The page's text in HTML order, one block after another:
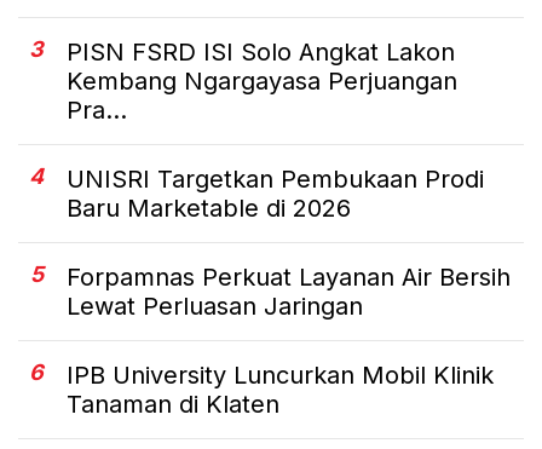
3
PISN FSRD ISI Solo Angkat Lakon
Kembang Ngargayasa Perjuangan
Pra...
4
UNISRI Targetkan Pembukaan Prodi
Baru Marketable di 2026
5
Forpamnas Perkuat Layanan Air Bersih
Lewat Perluasan Jaringan
6
IPB University Luncurkan Mobil Klinik
Tanaman di Klaten